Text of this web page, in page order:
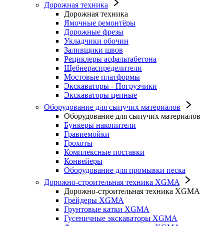
Дорожная техника
Дорожная техника
Ямочные ремонтёры
Дорожные фрезы
Укладчики обочин
Заливщики швов
Рециклеры асфальтабетона
Щебнераспределители
Мостовые платформы
Экскаваторы - Погрузчики
Экскаваторы цепные
Оборудование для сыпучих материалов
Оборудование для сыпучих материалов
Бункеры накопители
Гравиемойки
Грохоты
Комплексные поставки
Конвейеры
Оборудование для промывки песка
Дорожно-строительная техника XGMA
Дорожно-строительная техника XGMA
Грейдеры XGMA
Грунтовые катки XGMA
Гусеничные экскаваторы XGMA